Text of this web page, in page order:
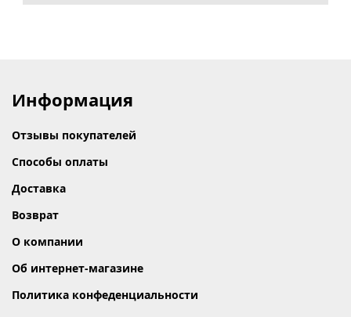
Информация
Отзывы покупателей
Способы оплаты
Доставка
Возврат
О компании
Об интернет-магазине
Политика конфеденциальности